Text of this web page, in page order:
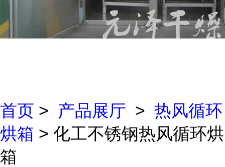
首页 > 产品展厅 > 热风循环
烘箱 > 化工不锈钢热风循环烘
箱